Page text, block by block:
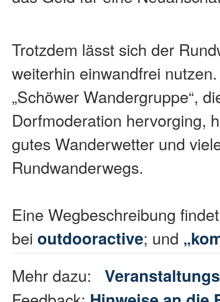
Trotzdem lässt sich der
weiterhin einwandfrei
„Schöwer Wandergruppe“,
Dorfmoderation hervorging,
gutes Wanderwetter und
Rundwanderwegs.
Eine Wegbeschreibung
bei outdooractive; und
Mehr dazu: